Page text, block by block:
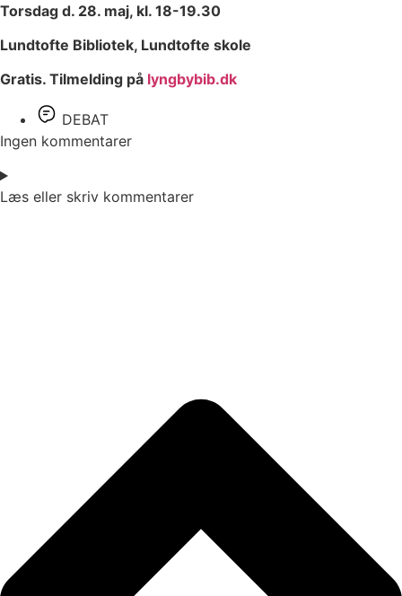
Torsdag d. 28. maj, kl. 18-19.30
Lundtofte Bibliotek, Lundtofte skole
Gratis. Tilmelding på lyngbybib.dk
DEBAT
Ingen kommentarer
Læs eller skriv kommentarer